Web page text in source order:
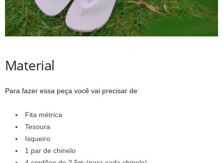
Material
Para fazer essa peça você vai precisar de:
Fita métrica
Tesoura
Isqueiro
1 par de chinelo